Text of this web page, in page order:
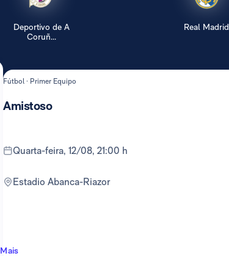
Deportivo de A
Coruñ...
Real Madrid
Fútbol · Primer Equipo
Amistoso
quarta-feira, 12/08, 21:00 h
Estadio Abanca-Riazor
Mais